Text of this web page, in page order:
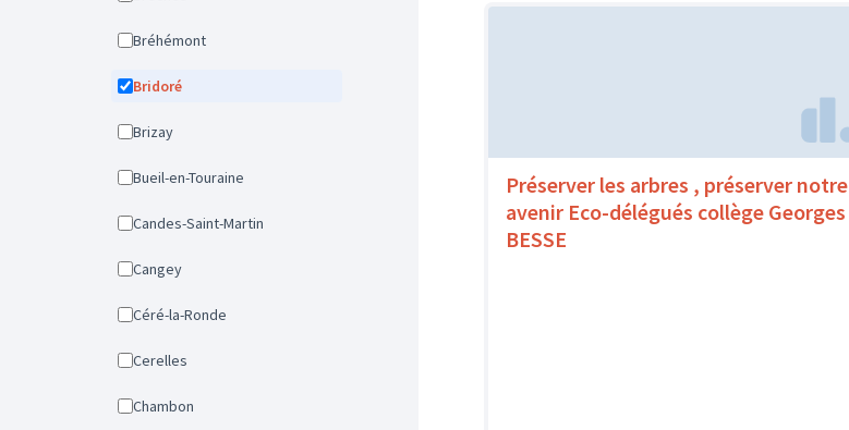
Bréhémont
Bridoré
Brizay
Bueil-en-Touraine
Candes-Saint-Martin
Cangey
Céré-la-Ronde
Cerelles
Chambon
Préserver les arbres , préserver notre
avenir Eco-délégués collège Georges
BESSE